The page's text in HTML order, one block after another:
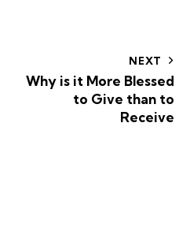
NEXT
Why is it More Blessed
to Give than to
Receive